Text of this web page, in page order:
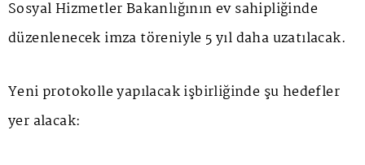
Sosyal Hizmetler Bakanlığının ev sahipliğinde
düzenlenecek imza töreniyle 5 yıl daha uzatılacak.
Yeni protokolle yapılacak işbirliğinde şu hedefler
yer alacak: